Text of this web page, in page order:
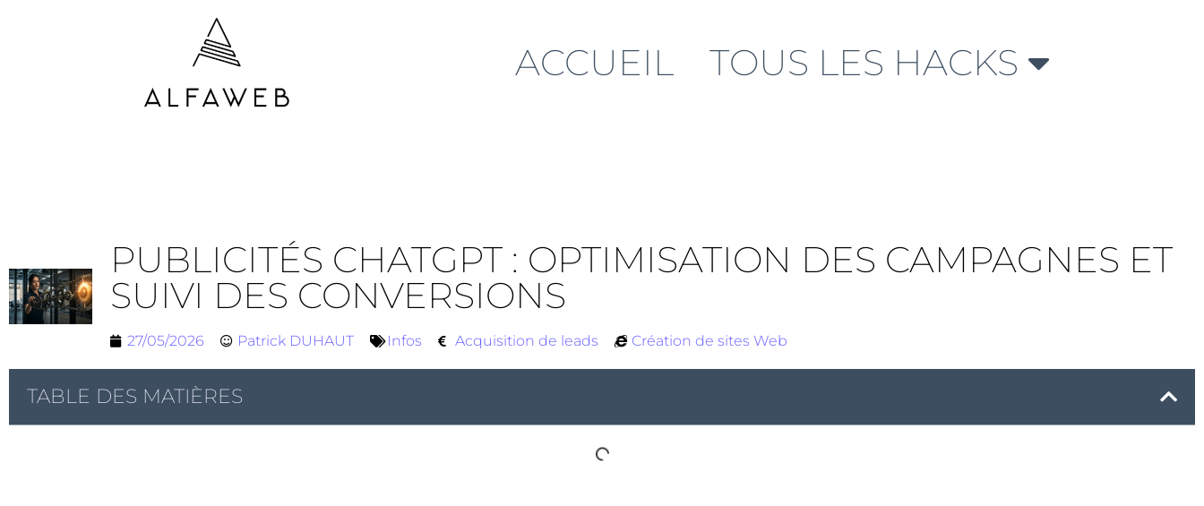
ACCUEIL TOUS LES HACKS
PUBLICITÉS CHATGPT : OPTIMISATION DES CAMPAGNES ET
SUIVI DES CONVERSIONS
27/05/2026 Patrick DUHAUT Infos Acquisition de leads Création de sites Web
TABLE DES MATIÈRES